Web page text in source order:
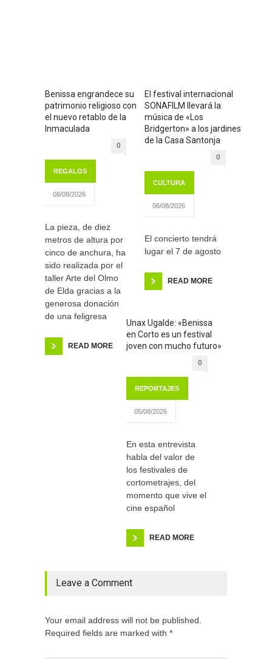
Benissa engrandece su
patrimonio religioso con
el nuevo retablo de la
Inmaculada
0
REGALOS
08/08/2026
La pieza, de diez
metros de altura por
cinco de anchura, ha
sido realizada por el
taller Arte del Olmo
de Elda gracias a la
generosa donación
de una feligresa
READ MORE
El festival internacional
SONAFILM llevará la
música de «Los
Bridgerton» a los jardines
de la Casa Santonja
0
CULTURA
06/08/2026
El concierto tendrá
lugar el 7 de agosto
READ MORE
Unax Ugalde: «Benissa
en Corto es un festival
joven con mucho futuro»
0
REPORTAJES
05/08/2026
En esta entrevista
habla del valor de
los festivales de
cortometrajes, del
momento que vive el
cine español
READ MORE
Leave a Comment
Your email address will not be published.
Required fields are marked with *